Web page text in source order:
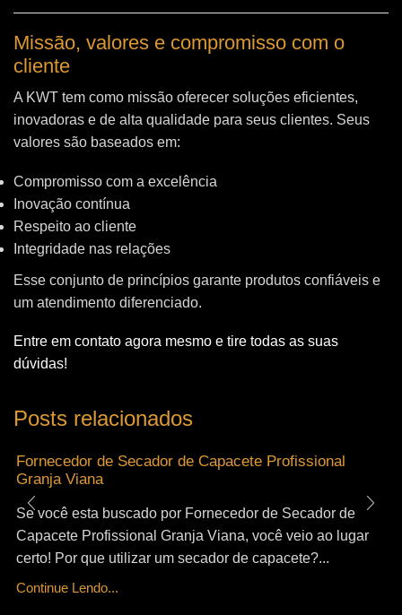
Missão, valores e compromisso com o
cliente
A KWT tem como missão oferecer soluções eficientes,
inovadoras e de alta qualidade para seus clientes. Seus
valores são baseados em:
Compromisso com a excelência
Inovação contínua
Respeito ao cliente
Integridade nas relações
Esse conjunto de princípios garante produtos confiáveis e
um atendimento diferenciado.
Entre em contato agora mesmo e tire todas as suas
dúvidas!
Posts relacionados
Fornecedor de Secador de Capacete Profissional
Granja Viana
Se você esta buscado por Fornecedor de Secador de
Capacete Profissional Granja Viana, você veio ao lugar
certo! Por que utilizar um secador de capacete?...
Continue Lendo...